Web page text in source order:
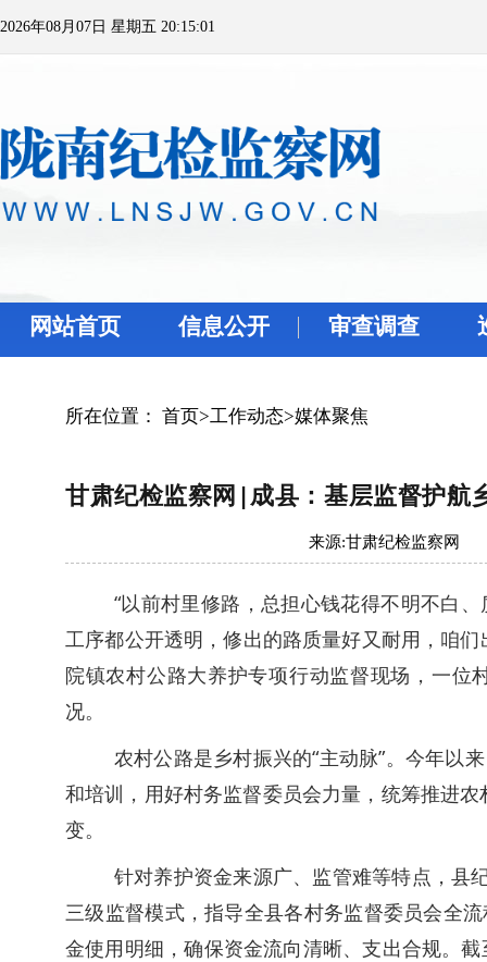
2026年08月07日 星期五 20:15:01
网站首页 信息公开 审查调查
所在位置： 首页>工作动态>媒体聚焦
甘肃纪检监察网|成县：基层监督护航
来源:甘肃纪检监察网
“以前村里修路，总担心钱花得不明不白
工序都公开透明，修出的路质量好又耐用，咱
院镇农村公路大养护专项行动监督现场，一位
况。
农村公路是乡村振兴的“主动脉”。今年以
和培训，用好村务监督委员会力量，统筹推进农
变。
针对养护资金来源广、监管难等特点，县
三级监督模式，指导全县各村务监督委员会全
金使用明细，确保资金流向清晰、支出合规。